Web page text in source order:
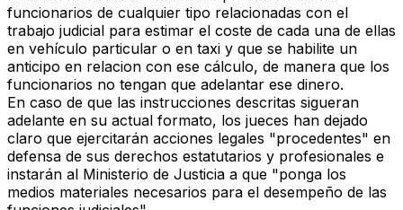
funcionarios de cualquier tipo relacionadas con el
trabajo judicial para estimar el coste de cada una de ellas
en vehículo particular o en taxi y que se habilite un
anticipo en relacion con ese cálculo, de manera que los
funcionarios no tengan que adelantar ese dinero.
En caso de que las instrucciones descritas sigueran
adelante en su actual formato, los jueces han dejado
claro que ejercitarán acciones legales "procedentes" en
defensa de sus derechos estatutarios y profesionales e
instarán al Ministerio de Justicia a que "ponga los
medios materiales necesarios para el desempeño de las